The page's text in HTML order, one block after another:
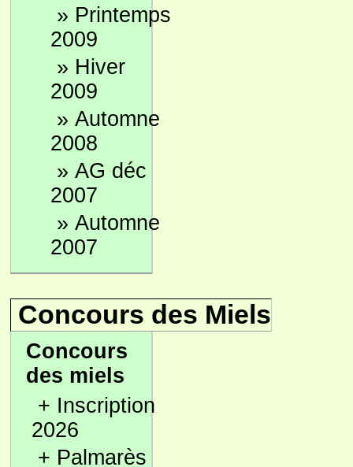
» Printemps
2009
» Hiver
2009
» Automne
2008
» AG déc
2007
» Automne
2007
Concours des Miels
Concours
des miels
+ Inscription
2026
+ Palmarès